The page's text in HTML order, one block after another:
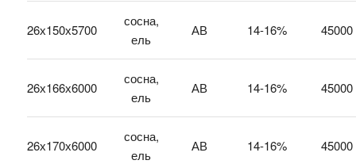
26х150х5700
сосна,
ель
АВ 14-16% 45000
26х166х6000
сосна,
ель
АВ 14-16% 45000
26х170х6000
сосна,
ель
АВ 14-16% 45000